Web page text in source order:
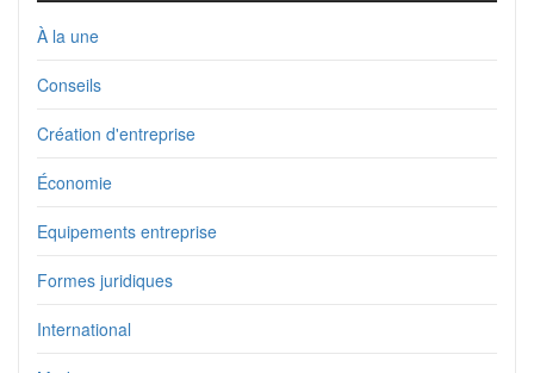
À la une
Conseils
Création d'entreprise
Économie
Equipements entreprise
Formes juridiques
International